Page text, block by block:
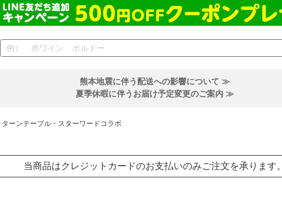
熊本地震に伴う配送への影響について ≫
夏季休暇に伴うお届け予定変更のご案内 ≫
ターンテーブル・スターワードコラボ
当商品はクレジットカードのお支払いのみご注文を承ります。